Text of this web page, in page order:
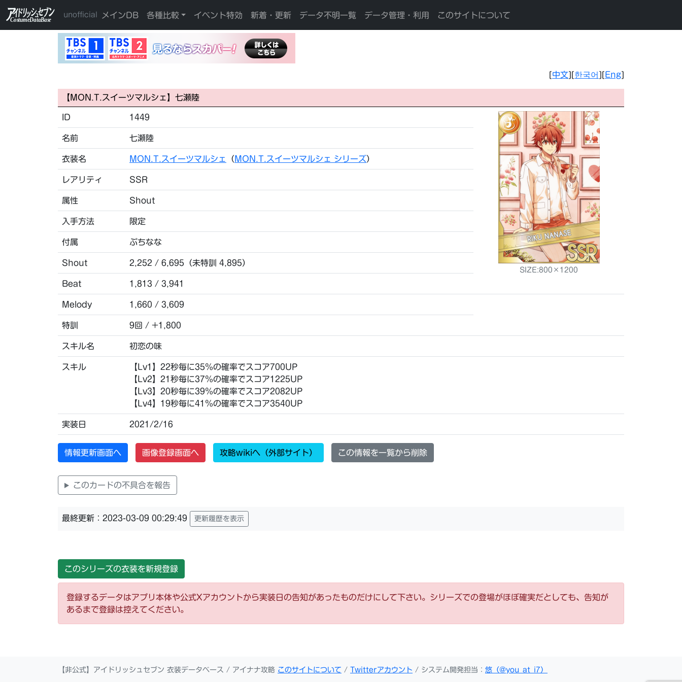
unofficial メインDB 各種比較 イベント特効 新着・更新 データ不明一覧 データ管理・利用 このサイトについて
[中文][한국어 ][Eng]
【MON.T.スイーツマルシェ】七瀬陸
ID 1449
SIZE:800×1200
名前 七瀬陸
衣装名 MON.T.スイーツマルシェ （ MON.T.スイーツマルシェ シリーズ）
レアリティ SSR
属性 Shout
入手方法 限定
付属 ぷちなな
Shout 2,252 / 6,695（未特訓 4,895）
Beat 1,813 / 3,941
Melody 1,660 / 3,609
特訓 9回 / +1,800
スキル名 初恋の味
スキル
【Lv1】22秒毎に35％の確率でスコア700UP
【Lv2】21秒毎に37％の確率でスコア1225UP
【Lv3】20秒毎に39％の確率でスコア2082UP
【Lv4】19秒毎に41％の確率でスコア3540UP
実装日 2021/2/16
情報更新画面へ 画像登録画面へ 攻略wikiへ（外部サイト） この情報を一覧から削除
このカードの不具合を報告
最終更新：2023-03-09 00:29:49 更新履歴を表示
このシリーズの衣装を新規登録
登録するデータはアプリ本体や公式Xアカウントから実装日の告知があったものだけにして下さい。シリーズでの登場がほぼ確実だとしても、告知が
あるまで登録は控えてください。
【非公式】アイドリッシュセブン 衣装データベース / アイナナ攻略 このサイトについて / Twitterアカウント / システム開発担当： 悠（@you_at_i7）